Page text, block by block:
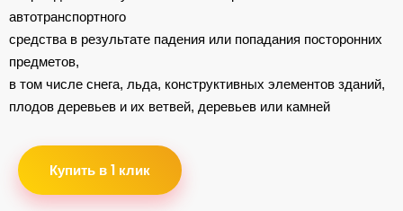
автотранспортного
средства в результате падения или попадания посторонних
предметов,
в том числе снега, льда, конструктивных элементов зданий,
плодов деревьев и их ветвей, деревьев или камней
Купить в 1 клик